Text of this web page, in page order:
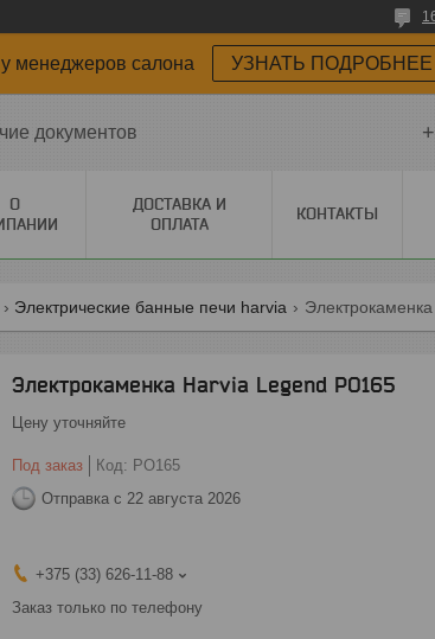
менеджеров салона УЗНАТЬ ПОДРОБНЕЕ
документов
О
ДОСТАВКА И
ОПЛАТА
КОНТАКТЫ
Электрические банные печи harvia
Электрокаменка Harvia Legend PO165
Цену уточняйте
Под заказ Код: PO165
Отправка с 22 августа 2026
+375 (33) 626-11-88
Заказ только по телефону